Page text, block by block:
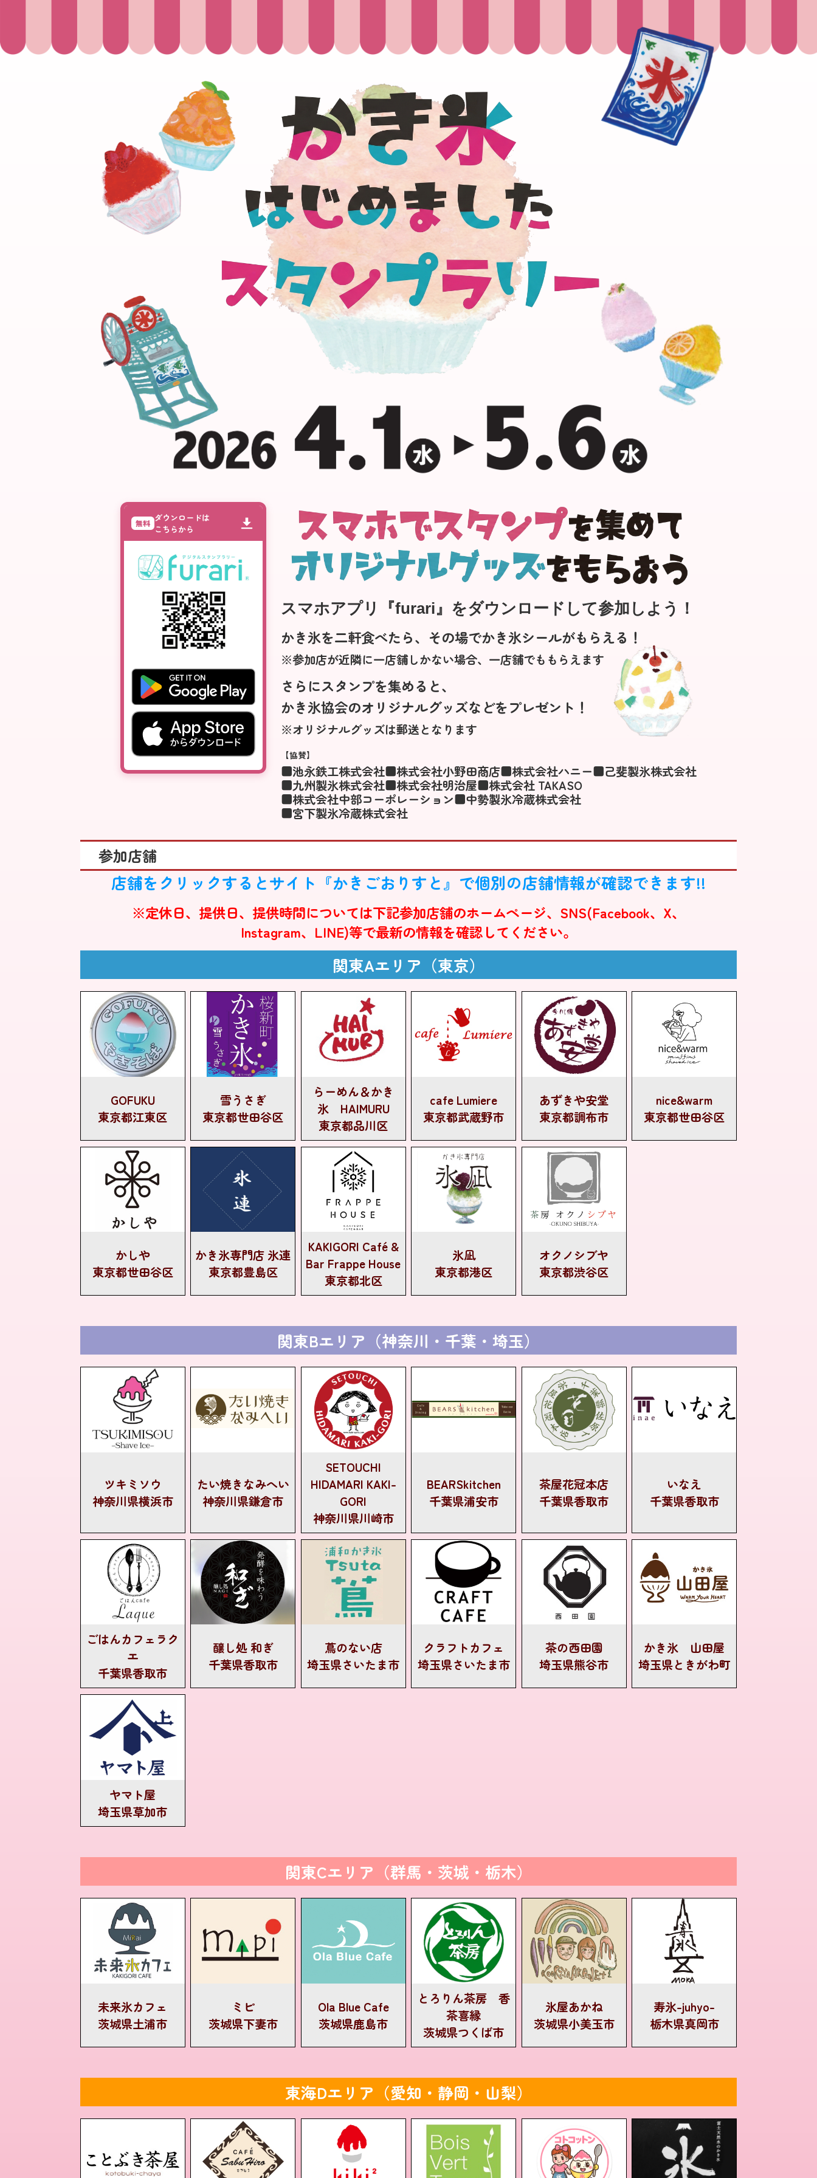
無料 ダウンロードは
こちらから
スマホアプリ『furari』をダウンロードして参加しよう！
かき氷を二軒食べたら、その場でかき氷シールがもらえる！
※参加店が近隣に一店舗しかない場合、一店舗でももらえます
さらにスタンプを集めると、
かき氷協会のオリジナルグッズなどをプレゼント！
※オリジナルグッズは郵送となります
【協賛】
■池永鉄工株式会社■株式会社小野田商店■株式会社ハニー■己斐製氷株式会社
■九州製氷株式会社■株式会社明治屋■株式会社 TAKASO
■株式会社中部コーポレーション■中勢製氷冷蔵株式会社
■宮下製氷冷蔵株式会社
参加店舗
店舗をクリックするとサイト『かきごおりすと』で個別の店舗情報が確認できます!!
※定休日、提供日、提供時間については下記参加店舗のホームページ、SNS(Facebook、X、
Instagram、LINE)等で最新の情報を確認してください。
関東Aエリア（東京）
GOFUKU
東京都江東区
雪うさぎ
東京都世田谷区
らーめん＆かき
氷 HAIMURU
東京都品川区
cafe Lumiere
東京都武蔵野市
あずきや安堂
東京都調布市
nice&warm
東京都世田谷区
かしや
東京都世田谷区
かき氷専門店 氷連
東京都豊島区
KAKIGORI Café &
Bar Frappe House
東京都北区
氷凪
東京都港区
オクノシブヤ
東京都渋谷区
関東Bエリア（神奈川・千葉・埼玉）
ツキミソウ
神奈川県横浜市
たい焼きなみへい
神奈川県鎌倉市
SETOUCHI
HIDAMARI KAKI-
GORI
神奈川県川崎市
BEARSkitchen
千葉県浦安市
茶屋花冠本店
千葉県香取市
いなえ
千葉県香取市
ごはんカフェラク
エ
千葉県香取市
醸し処 和ぎ
千葉県香取市
蔦のない店
埼玉県さいたま市
クラフトカフェ
埼玉県さいたま市
茶の西田園
埼玉県熊谷市
かき氷 山田屋
埼玉県ときがわ町
ヤマト屋
埼玉県草加市
関東Cエリア（群馬・茨城・栃木）
未来氷カフェ
茨城県土浦市
ミピ
茨城県下妻市
Ola Blue Cafe
茨城県鹿島市
とろりん茶房 香
茶喜縁
茨城県つくば市
氷屋あかね
茨城県小美玉市
寿氷-juhyo-
栃木県真岡市
東海Dエリア（愛知・静岡・山梨）